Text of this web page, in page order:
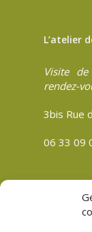
L’atelier
Visite
rendez-
3bis Rue
06 33 09